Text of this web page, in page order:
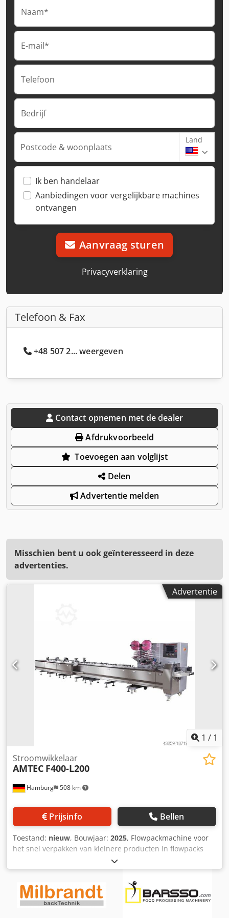
Naam*
E-mail*
Telefoon
Bedrijf
Postcode & woonplaats
Land
Ik ben handelaar
Aanbiedingen voor vergelijkbare machines
ontvangen
Aanvraag sturen
Privacyverklaring
Telefoon & Fax
+48 507 2... weergeven
Contact opnemen met de dealer
Afdrukvoorbeeld
Toevoegen aan volglijst
Delen
Advertentie melden
Misschien bent u ook geïnteresseerd in deze
advertenties.
Advertentie
1 / 1
Hamburg 508 km
Stroomwikkelaar
AMTEC F400-L200
Prijsinfo Bellen
Toestand: nieuw, Bouwjaar: 2025, Flowpackmachine voor
het snel verpakken van kleinere producten in flowpacks
met langsnaad. De flowpack verpakkingsmachine is
geschikt voor het verpakken van één of meerdere, droge,
uniforme of niet-uniforme producten. Vóór de flowpacker
is een speciaal toevoersysteem geïnstalleerd. De 6
zijtransportbanden, aangedreven door servomotoren,